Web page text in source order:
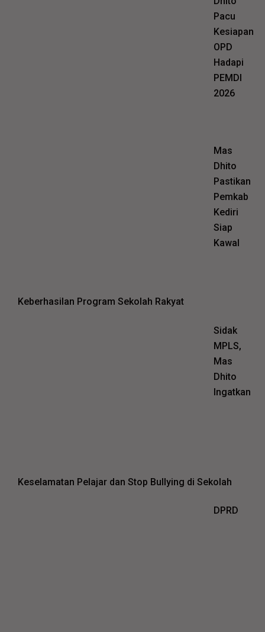
Pacu
Kesiapan
OPD
Hadapi
PEMDI
2026
Mas
Dhito
Pastikan
Pemkab
Kediri
Siap
Kawal
Keberhasilan Program Sekolah Rakyat
Sidak
MPLS,
Mas
Dhito
Ingatkan
Keselamatan Pelajar dan Stop Bullying di Sekolah
DPRD